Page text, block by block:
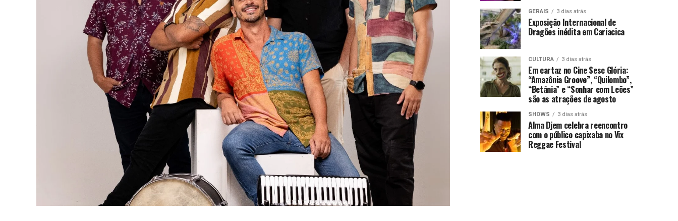
GERAIS 3 dias atrás
Exposição Internacional de
Dragões inédita em Cariacica
CULTURA 3 dias atrás
Em cartaz no Cine Sesc Glória:
“Amazônia Groove”, “Quilombo”,
“Betânia” e “Sonhar com Leões”
são as atrações de agosto
SHOWS 3 dias atrás
Alma Djem celebra reencontro
com o público capixaba no Vix
Reggae Festival